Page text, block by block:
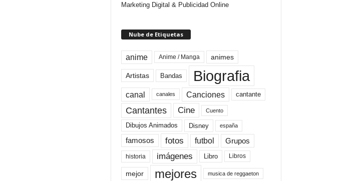
Marketing Digital & Publicidad Online
Nube de Etiquetas
anime Anime / Manga animes
Artistas Bandas Biografia
canal canales Canciones cantante
Cantantes Cine Cuento
Dibujos Animados Disney españa
famosos fotos futbol Grupos
historia imágenes Libro Libros
mejor mejores musica de reggaeton